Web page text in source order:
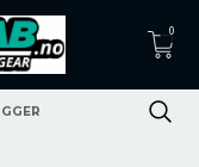
0